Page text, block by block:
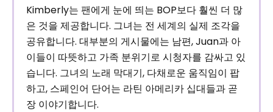
Kimberly는 팬에게 눈에 띄는 BOP보다 훨씬 더 많
은 것을 제공합니다. 그녀는 전 세계의 실제 조각을
공유합니다. 대부분의 게시물에는 남편, Juan과 아
이들이 따뜻하고 가족 분위기로 시청자를 감싸고 있
습니다. 그녀의 노래 막대기, 다채로운 움직임이 팝
하고, 스페인어 단어는 라틴 아메리카 십대들과 곧
장 이야기합니다.